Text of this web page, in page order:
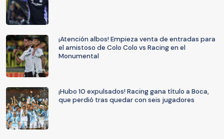
¡Atención albos! Empieza venta de entradas para
el amistoso de Colo Colo vs Racing en el
Monumental
¡Hubo 10 expulsados! Racing gana título a Boca,
que perdió tras quedar con seis jugadores